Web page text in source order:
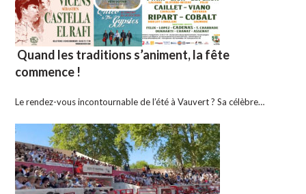
Quand les traditions s’animent, la fête
commence !
Le rendez-vous incontournable de l’été à Vauvert ? Sa célèbre…